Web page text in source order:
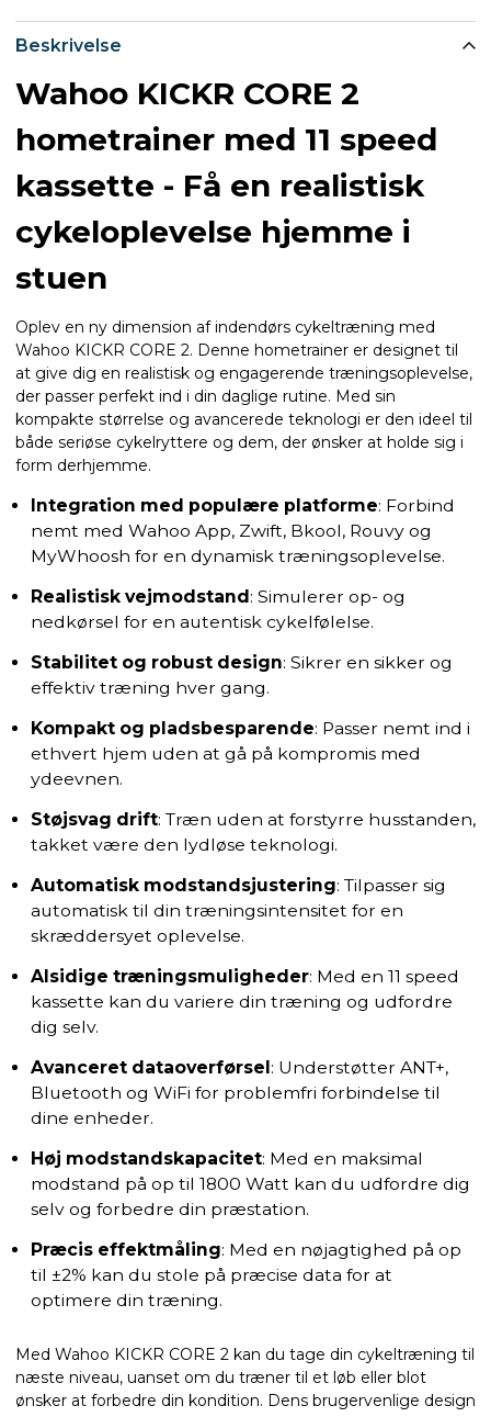
Beskrivelse
Wahoo KICKR CORE 2
hometrainer med 11 speed
kassette - Få en realistisk
cykeloplevelse hjemme i
stuen
Oplev en ny dimension af indendørs cykeltræning med
Wahoo KICKR CORE 2. Denne hometrainer er designet til
at give dig en realistisk og engagerende træningsoplevelse,
der passer perfekt ind i din daglige rutine. Med sin
kompakte størrelse og avancerede teknologi er den ideel til
både seriøse cykelryttere og dem, der ønsker at holde sig i
form derhjemme.
Integration med populære platforme: Forbind
nemt med Wahoo App, Zwift, Bkool, Rouvy og
MyWhoosh for en dynamisk træningsoplevelse.
Realistisk vejmodstand: Simulerer op- og
nedkørsel for en autentisk cykelfølelse.
Stabilitet og robust design: Sikrer en sikker og
effektiv træning hver gang.
Kompakt og pladsbesparende: Passer nemt ind i
ethvert hjem uden at gå på kompromis med
ydeevnen.
Støjsvag drift: Træn uden at forstyrre husstanden,
takket være den lydløse teknologi.
Automatisk modstandsjustering: Tilpasser sig
automatisk til din træningsintensitet for en
skræddersyet oplevelse.
Alsidige træningsmuligheder: Med en 11 speed
kassette kan du variere din træning og udfordre
dig selv.
Avanceret dataoverførsel: Understøtter ANT+,
Bluetooth og WiFi for problemfri forbindelse til
dine enheder.
Høj modstandskapacitet: Med en maksimal
modstand på op til 1800 Watt kan du udfordre dig
selv og forbedre din præstation.
Præcis effektmåling: Med en nøjagtighed på op
til ±2% kan du stole på præcise data for at
optimere din træning.
Med Wahoo KICKR CORE 2 kan du tage din cykeltræning til
næste niveau, uanset om du træner til et løb eller blot
ønsker at forbedre din kondition. Dens brugervenlige design